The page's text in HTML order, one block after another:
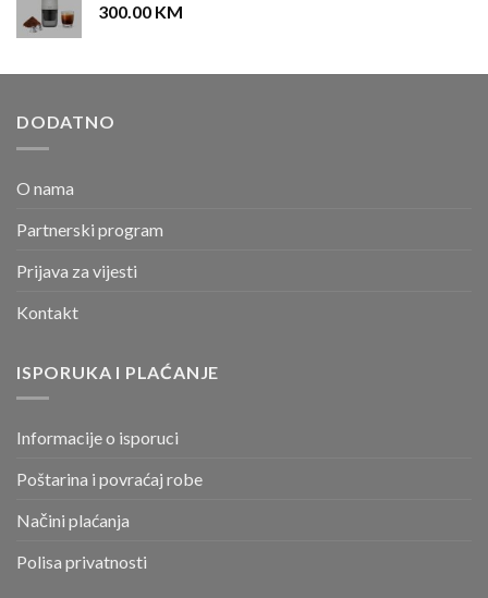
300.00 KM
DODATNO
O nama
Partnerski program
Prijava za vijesti
Kontakt
ISPORUKA I PLAĆANJE
Informacije o isporuci
Poštarina i povraćaj robe
Načini plaćanja
Polisa privatnosti